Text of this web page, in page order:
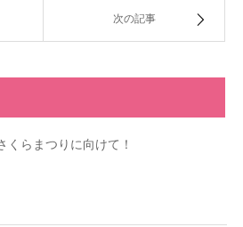
次の記事
くらまつりに向けて！